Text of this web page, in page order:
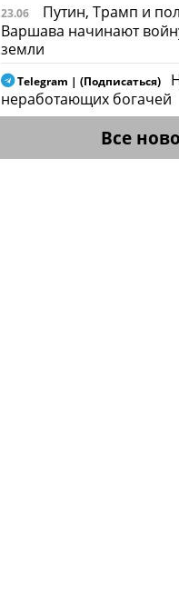
23.06
Путин, Трамп и
Варшава начинают
земли
Telegram | (Подписаться)
неработающих богачей
Все